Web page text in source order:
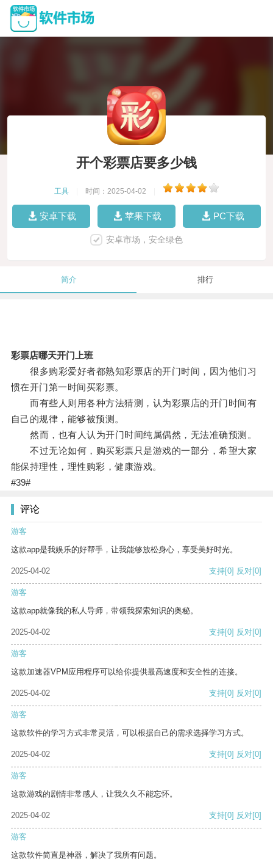
开个彩票店要多少钱
工具 时间：2025-04-02
安卓下载 苹果下载 PC下载
安卓市场，安全绿色
简介 排行
彩票店哪天开门上班
很多购彩爱好者都熟知彩票店的开门时间，因为他们习
惯在开门第一时间买彩票。
而有些人则用各种方法猜测，认为彩票店的开门时间有
自己的规律，能够被预测。
然而，也有人认为开门时间纯属偶然，无法准确预测。
不过无论如何，购买彩票只是游戏的一部分，希望大家
能保持理性，理性购彩，健康游戏。
#39#
评论
游客
这款app是我娱乐的好帮手，让我能够放松身心，享受美好时光。
2025-04-02 支持[0] 反对[0]
游客
这款app就像我的私人导师，带领我探索知识的奥秘。
2025-04-02 支持[0] 反对[0]
游客
这款加速器VPM应用程序可以给你提供最高速度和安全性的连接。
2025-04-02 支持[0] 反对[0]
游客
这款软件的学习方式非常灵活，可以根据自己的需求选择学习方式。
2025-04-02 支持[0] 反对[0]
游客
这款游戏的剧情非常感人，让我久久不能忘怀。
2025-04-02 支持[0] 反对[0]
游客
这款软件简直是神器，解决了我所有问题。